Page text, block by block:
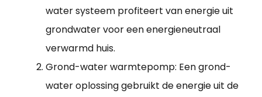
water systeem profiteert van energie uit
grondwater voor een energieneutraal
verwarmd huis.
Grond-water warmtepomp: Een grond-
water oplossing gebruikt de energie uit de